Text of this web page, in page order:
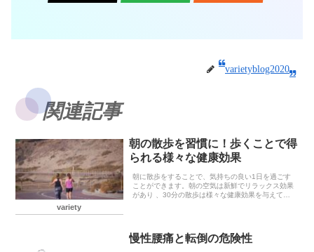
varietyblog2020
関連記事
variety
朝の散歩を習慣に！歩くことで得
られる様々な健康効果
朝に散歩をすることで、気持ちの良い1日を過ごす
ことができます。朝の空気は新鮮でリラックス効果
があり 、30分の散歩は様々な健康効果を与えてく
慢性腰痛と転倒の危険性